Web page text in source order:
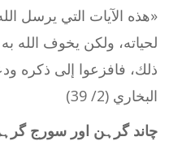
«هذه الآيات التي يرسل
لحياته، ولكن يخوف الله
ذلك، فافزعوا إلى ذكره
البخاري (2/ 39)
چاند گرہن اور سورج